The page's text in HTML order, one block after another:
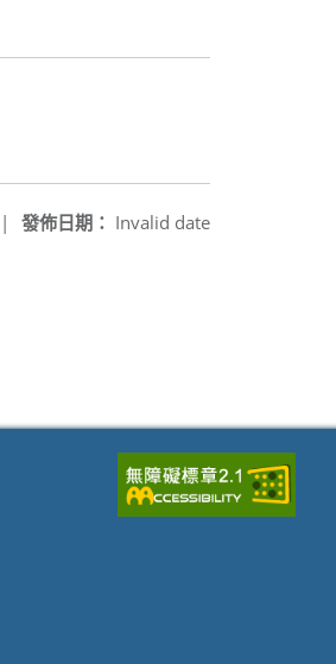
發佈日期： Invalid date
|